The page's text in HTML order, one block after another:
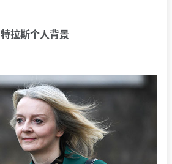
特拉斯个人背景